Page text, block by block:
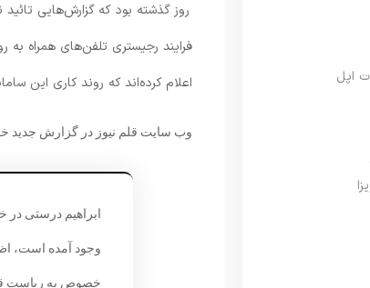
روز گذشته بود که گزارش‌هایی
فرایند رجیستری تلفن‌های همراه
اعلام کرده‌اند که روند کاری این
وب سایت قلم نیوز در گزارش جدید
ابراهیم درستی
وجود آمده است،
خصوص به ریاست
اپل